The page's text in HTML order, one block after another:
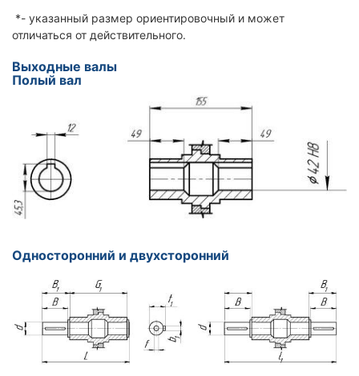
*- указанный размер ориентировочный и может
отличаться от действительного.
Выходные валы
Полый вал
Односторонний и двухсторонний